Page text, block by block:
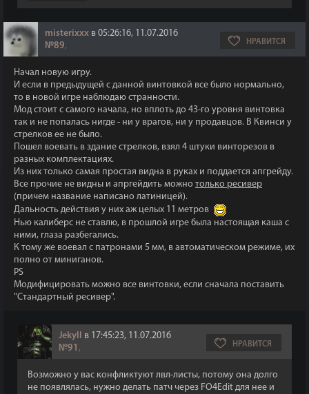
misterixxx в 05:26:16, 11.07.2016
№89, НРАВИТСЯ
Начал новую игру.
И если в предыдущей с данной винтовкой все было нормально,
то в новой игре наблюдаю странности.
Мод стоит с самого начала, но вплоть до 43-го уровня винтовка
так и не попалась нигде - ни у врагов, ни у продавцов. В Квинси у
стрелков ее не было.
Пошел воевать в здание стрелков, взял 4 штуки винторезов в
разных комплектациях.
Из них только самая простая видна в руках и поддается апгрейду.
Все прочие не видны и апргейдить можно только ресивер
(причем название написано латиницей).
Дальность действия у них аж целых 11 метров
Нью калиберс не ставлю, в прошлой игре была настоящая каша с
ними, глаза разбегались.
К тому же воевал с патронами 5 мм, в автоматическом режиме, их
полно от миниганов.
PS
Модифицировать можно все винтовки, если сначала поставить
"Стандартный ресивер".
Jekyll в 17:45:23, 11.07.2016
№91 , НРАВИТСЯ
Возможно у вас конфликтуют лвл-листы, потому она долго
не появлялась, нужно делать патч через FO4Edit для нее и